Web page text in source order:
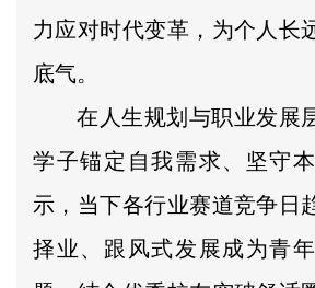
力应对时代变革，为个人长
底气。
在人生规划与职业发展
学子锚定自我需求、坚守
示，当下各行业赛道竞争日
择业、跟风式发展成为青